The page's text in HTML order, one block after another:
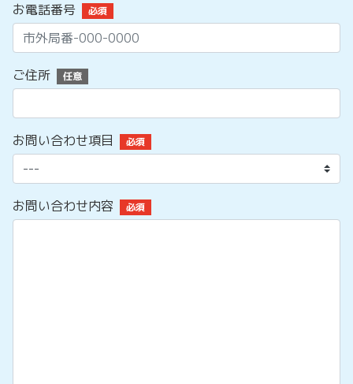
お電話番号 必須
ご住所 任意
お問い合わせ項目 必須
お問い合わせ内容 必須